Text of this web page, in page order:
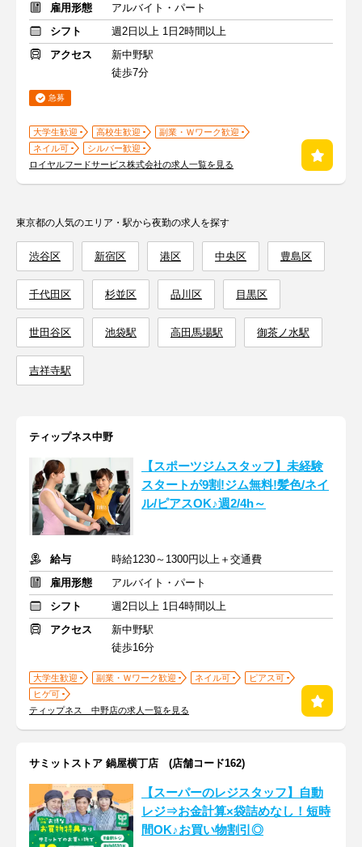
雇用形態
アルバイト・パート
シフト
週2日以上 1日2時間以上
アクセス
新中野駅
徒歩7分
急募
大学生歓迎 高校生歓迎
副業・Ｗワーク歓迎
ネイル可
シルバー歓迎
ロイヤルフードサービス株式会社の求人一覧を見る
東京都の人気のエリア・駅から夜勤の求人を探す
渋谷区 新宿区 港区 中央区 豊島区
千代田区 杉並区 品川区 目黒区
世田谷区 池袋駅 高田馬場駅 御茶ノ水駅
吉祥寺駅
ティップネス中野
【スポーツジムスタッフ】未経験
スタートが9割!ジム無料!髪色/ネイ
ル/ピアスOK♪週2/4h～
給与
時給1230～1300円以上＋交通費
雇用形態
アルバイト・パート
シフト
週2日以上 1日4時間以上
アクセス
新中野駅
徒歩16分
大学生歓迎 副業・Ｗワーク歓迎 ネイル可
ピアス可
ヒゲ可
ティップネス 中野店の求人一覧を見る
サミットストア 鍋屋横丁店 (店舗コード162)
【スーパーのレジスタッフ】自動
レジ⇒お金計算×袋詰めなし！短時
間OK♪お買い物割引◎